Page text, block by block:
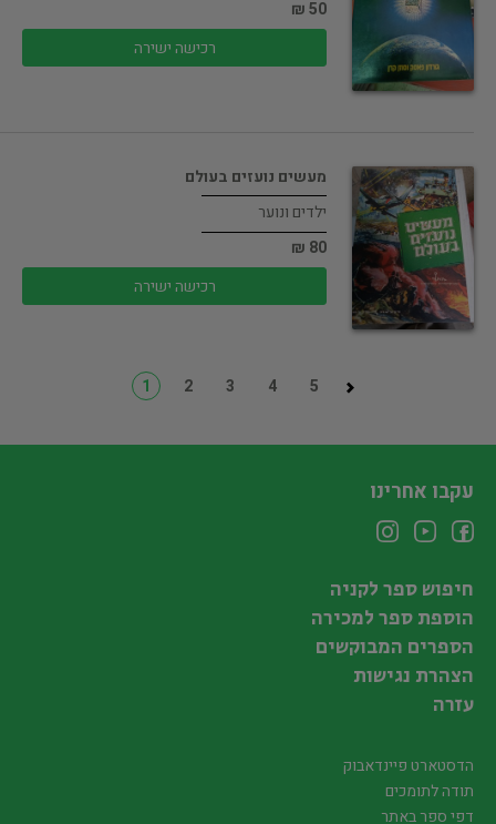
50 ₪
רכישה ישירה
מעשים נועזים בעולם
ילדים ונוער
80 ₪
רכישה ישירה
1 2 3 4 5
עקבו אחרינו
חיפוש ספר לקניה
הוספת ספר למכירה
הספרים המבוקשים
הצהרת נגישות
עזרה
הדסטארט פיינדאבוק
תודה לתומכים
דפי ספר באתר